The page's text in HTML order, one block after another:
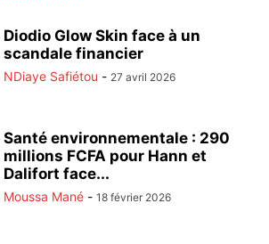
Diodio Glow Skin face à un
scandale financier
NDiaye Safiétou - 27 avril 2026
Santé environnementale : 290
millions FCFA pour Hann et
Dalifort face...
Moussa Mané - 18 février 2026